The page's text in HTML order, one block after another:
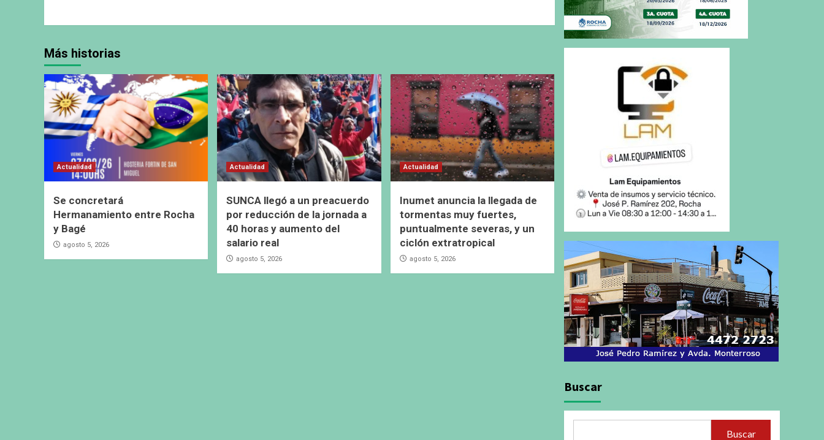
Más historias
Actualidad
Se concretará
Hermanamiento entre Rocha
y Bagé
agosto 5, 2026
Actualidad
SUNCA llegó a un preacuerdo
por reducción de la jornada a
40 horas y aumento del
salario real
agosto 5, 2026
Actualidad
Inumet anuncia la llegada de
tormentas muy fuertes,
puntualmente severas, y un
ciclón extratropical
agosto 5, 2026
Buscar
Buscar